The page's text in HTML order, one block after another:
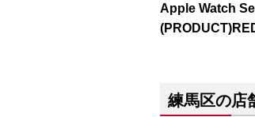
Apple Watch
練馬区の店